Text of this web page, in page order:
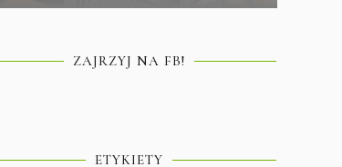
ZAJRZYJ NA FB!
ETYKIETY